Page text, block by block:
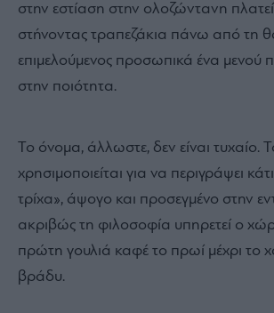
στην εστίαση στην ολοζώντανη
στήνοντας τραπεζάκια πάνω από τη
επιμελούμενος προσωπικά ένα μενού
στην ποιότητα.
Το όνομα, άλλωστε, δεν είναι τυχαίο.
χρησιμοποιείται για να περιγράψει
τρίχα», άψογο και προσεγμένο στην
ακριβώς τη φιλοσοφία υπηρετεί ο
πρώτη γουλιά καφέ το πρωί μέχρι το
βράδυ.